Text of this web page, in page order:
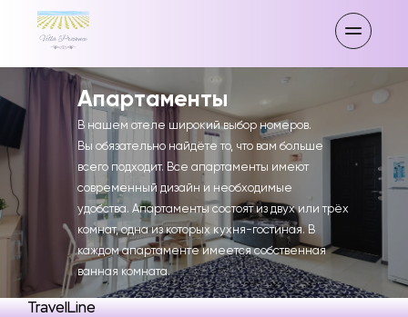
В нашем отеле широкий выбор номеров.
Вы обязательно найдёте то, что вам больше
всего подходит. Все апартаменты имеют
современный дизайн и необходимые
удобства. Апартаменты состоят из двух или трёх
комнат, одна из которых кухня-гостиная. В
каждом апартаменте имеется собственная
ванная комната.
Апартаменты
TravelLine